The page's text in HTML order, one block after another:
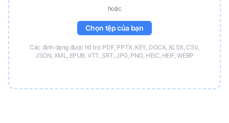
hoặc
Chọn tệp của bạn
Các định dạng được hỗ trợ: PDF, PPTX, KEY, DOCX, XLSX, CSV,
JSON, XML, EPUB, VTT, SRT, JPG, PNG, HEIC, HEIF, WEBP